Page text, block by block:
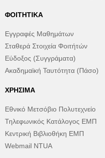
ΦΟΙΤΗΤΙΚΆ
Εγγραφές Μαθημάτων
Σταθερά Στοιχεία Φοιτήτών
Εύδοξος (Συγγράματα)
Ακαδημαϊκή Ταυτότητα (Πάσο)
ΧΡΉΣΙΜΑ
Εθνικό Μετσόβιο Πολυτεχνείο
Τηλεφωνικός Κατάλογος ΕΜΠ
Κεντρική Βιβλιοθήκη ΕΜΠ
Webmail NTUA